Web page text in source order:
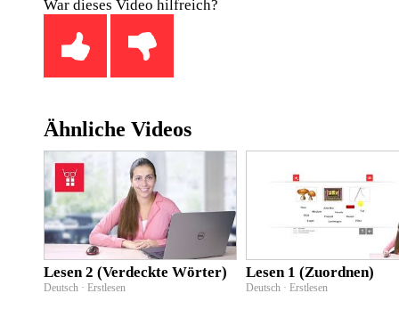
War dieses Video hilfreich?
Ähnliche Videos
Lesen 2 (Verdeckte Wörter)
Deutsch · Erstlesen
Lesen 1 (Zuordnen)
Deutsch · Erstlesen